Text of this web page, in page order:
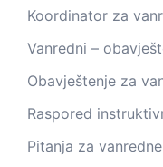
Koordinator za
Vanredni –
Obavještenje za
Raspored
Pitanja za